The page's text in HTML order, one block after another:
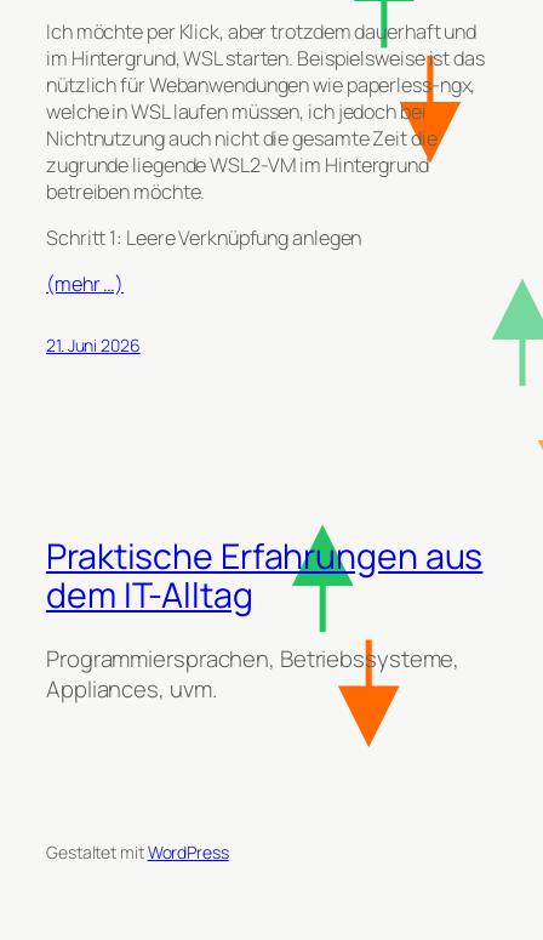
Ich möchte per Klick, aber trotzdem dauerhaft und
im Hintergrund, WSL starten. Beispielsweise ist das
nützlich für Webanwendungen wie paperless-ngx,
welche in WSL laufen müssen, ich jedoch bei
Nichtnutzung auch nicht die gesamte Zeit die
zugrunde liegende WSL2-VM im Hintergrund
betreiben möchte.
Schritt 1: Leere Verknüpfung anlegen
(mehr …)
21. Juni 2026
Praktische Erfahrungen aus
dem IT-Alltag
Programmiersprachen, Betriebssysteme,
Appliances, uvm.
Gestaltet mitWordPress